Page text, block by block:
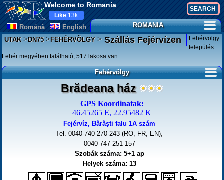
Welcome to Romania
Românã English
Like 13k
ROMANIA
UTAK>DN75>FEHÉRVÖLGY>Szállás Fejérvízen
Fehérvölgy
település
Fehér megyében található, 517 lakosa van.
Fehérvölgy
Brădeana ház
GPS Koordinatak:
46.45265 E, 22.95482 K
Fejérvíz, Bărăști falu 1A szám
Tel. 0040-740-270-243 (RO, FR, EN),
0040-747-251-157
Szobák száma: 5+1 ap
Helyek száma: 13